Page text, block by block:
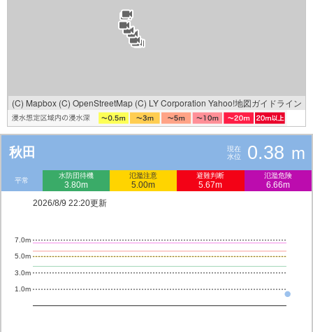
(C) Mapbox (C) OpenStreetMap (C) LY Corporation Yahoo!地図ガイドライン
秋田
現在
水位
0.38 m
平常
水防団待機
3.80m
氾濫注意
5.00m
避難判断
5.67m
氾濫危険
6.66m
2026/8/9 22:20更新
1.0m
3.0m
5.0m
7.0m